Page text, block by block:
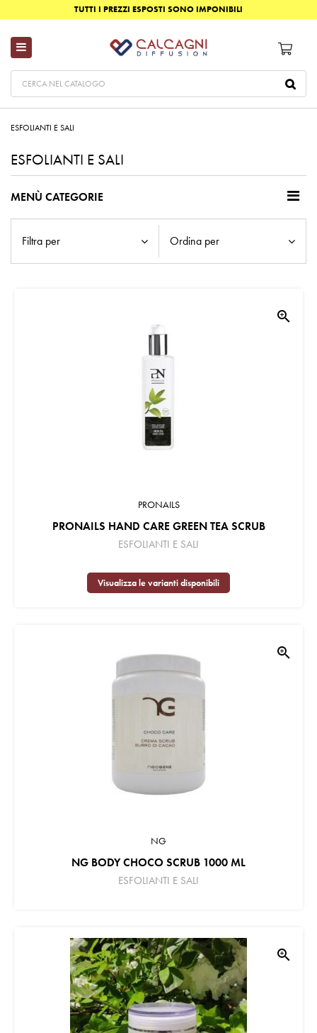
TUTTI I PREZZI ESPOSTI SONO IMPONIBILI
ESFOLIANTI E SALI
ESFOLIANTI E SALI
MENÙ CATEGORIE
Filtra per Ordina per
zoom_in
PRONAILS
PRONAILS HAND CARE GREEN TEA SCRUB
ESFOLIANTI E SALI
Visualizza le varianti disponibili
zoom_in
NG
NG BODY CHOCO SCRUB 1000 ML
ESFOLIANTI E SALI
zoom_in